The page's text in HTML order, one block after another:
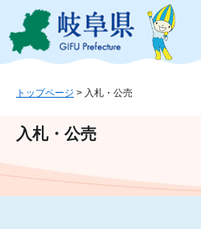
ジ
ュ
文
このページの
トップページ > 入札・公売
入札・公売